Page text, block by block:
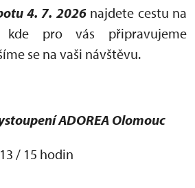
4. 7. 2026 najdete cestu na
kde pro vás připravujeme
se na vaši návštěvu.
ADOREA Olomouc
/ 15 hodin